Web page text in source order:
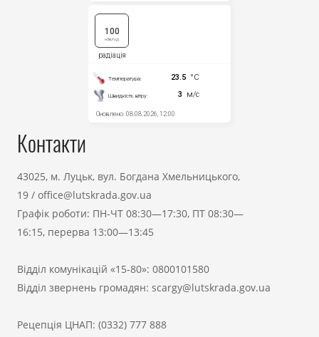
Контакти
43025, м. Луцьк, вул. Богдана Хмельницького,
19 / office@lutskrada.gov.ua
Графік роботи: ПН-ЧТ 08:30—17:30, ПТ 08:30—
16:15, перерва 13:00—13:45
Відділ комунікацій «15-80»: 0800101580
Відділ звернень громадян: scargy@lutskrada.gov.ua
Рецепція ЦНАП: (0332) 777 888